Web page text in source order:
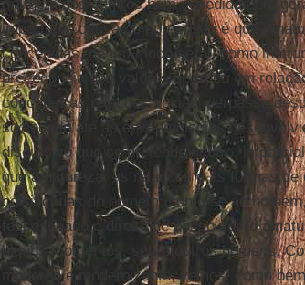
margem dos centros bem sucedidos em
importante dessa compreensão é que a
concebidas, de um modo geral, como
precedência dos valores de troca em
conceber as relações sociais perpassa
sociedade até as epistemologias
discursivo que se pretende neutro,
que a natureza, as relações e as formas
coisificadas do homem; como se ao
fosse legado o direito de posse sobre a
alguns momentos, sobre outros homens.
moderno e modernizante, vemos, como